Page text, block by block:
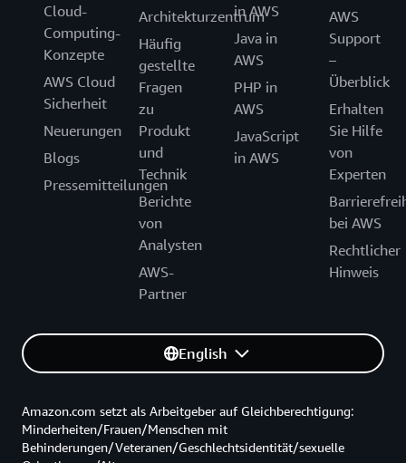
Cloud-
Computing-
Konzepte
AWS Cloud
Sicherheit
Neuerungen
Blogs
Pressemitteilungen
Architekturzentrum
Häufig
gestellte
Fragen
zu
Produkt
und
Technik
Berichte
von
Analysten
AWS-
Partner
in AWS
Java in
AWS
PHP in
AWS
JavaScript
in AWS
AWS
Support
–
Überblick
Erhalten
Sie Hilfe
von
Experten
bei AWS
Rechtlicher
Hinweis
English
Amazon.com setzt als Arbeitgeber auf Gleichberechtigung:
Minderheiten/Frauen/Menschen mit
Behinderungen/Veteranen/Geschlechtsidentität/sexuelle